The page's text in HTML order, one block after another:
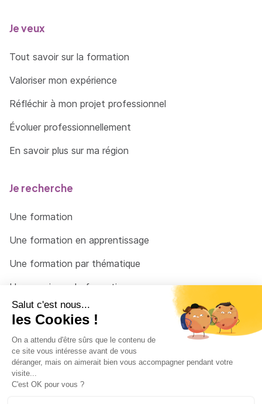
Je veux
Tout savoir sur la formation
Valoriser mon expérience
Réfléchir à mon projet professionnel
Évoluer professionnellement
En savoir plus sur ma région
Je recherche
Une formation
Une formation en apprentissage
Une formation par thématique
Un organisme de formation
Un conseiller